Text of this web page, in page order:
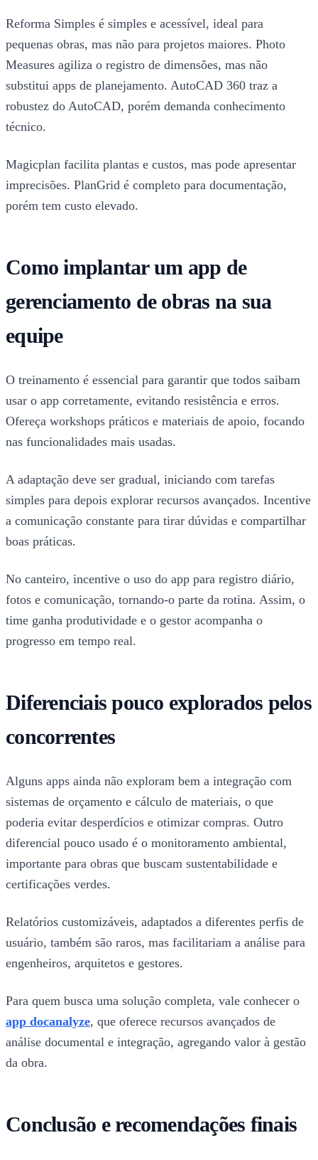
Reforma Simples é simples e acessível, ideal para
pequenas obras, mas não para projetos maiores. Photo
Measures agiliza o registro de dimensões, mas não
substitui apps de planejamento. AutoCAD 360 traz a
robustez do AutoCAD, porém demanda conhecimento
técnico.
Magicplan facilita plantas e custos, mas pode apresentar
imprecisões. PlanGrid é completo para documentação,
porém tem custo elevado.
Como implantar um app de
gerenciamento de obras na sua
equipe
O treinamento é essencial para garantir que todos saibam
usar o app corretamente, evitando resistência e erros.
Ofereça workshops práticos e materiais de apoio, focando
nas funcionalidades mais usadas.
A adaptação deve ser gradual, iniciando com tarefas
simples para depois explorar recursos avançados. Incentive
a comunicação constante para tirar dúvidas e compartilhar
boas práticas.
No canteiro, incentive o uso do app para registro diário,
fotos e comunicação, tornando-o parte da rotina. Assim, o
time ganha produtividade e o gestor acompanha o
progresso em tempo real.
Diferenciais pouco explorados pelos
concorrentes
Alguns apps ainda não exploram bem a integração com
sistemas de orçamento e cálculo de materiais, o que
poderia evitar desperdícios e otimizar compras. Outro
diferencial pouco usado é o monitoramento ambiental,
importante para obras que buscam sustentabilidade e
certificações verdes.
Relatórios customizáveis, adaptados a diferentes perfis de
usuário, também são raros, mas facilitariam a análise para
engenheiros, arquitetos e gestores.
Para quem busca uma solução completa, vale conhecer o
app docanalyze, que oferece recursos avançados de
análise documental e integração, agregando valor à gestão
da obra.
Conclusão e recomendações finais